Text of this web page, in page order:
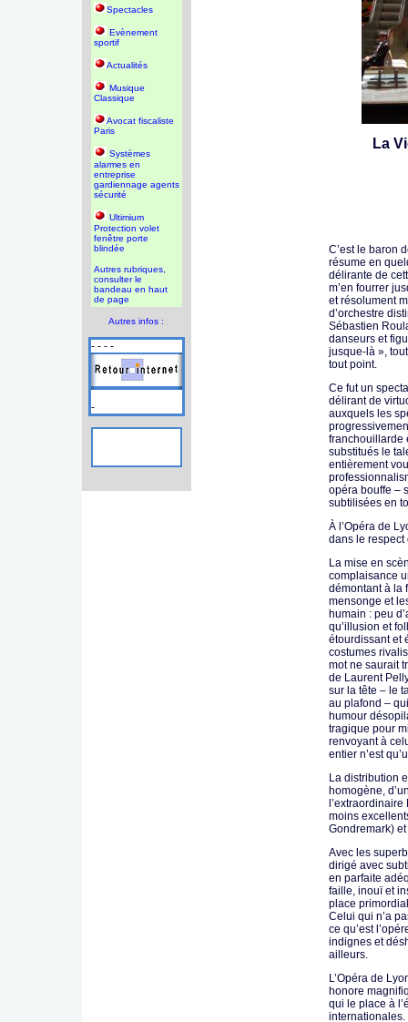
Spectacles
Evènement
sportif
Actualités
Musique
Classique
Avocat fiscaliste
Paris
Systèmes
alarmes en
entreprise
gardiennage agents
sécurité
Ultimium
Protection volet
fenêtre porte
blindée
Autres rubriques,
consulter le
bandeau en haut
de page
Autres infos :
- - - -
-
La
C’est le baron
résume en
délirante de
m’en fourrer
et résolument
d’orchestre
Sébastien
danseurs et
jusque-là »,
tout point.
Ce fut un
délirant de
auxquels les
franchouillarde
substitués le
entièrement
opéra bouffe –
subtilisées en
À l’Opéra de
dans le
La mise en
complaisance
démontant à la
mensonge et
humain : peu
qu’illusion et
étourdissant et
costumes
mot ne saurait
de Laurent
sur la tête – le
au plafond –
humour
tragique pour
renvoyant à
entier n’est
La distribution
homogène,
moins
Gondremark)
Avec les
dirigé avec
en parfaite
faille, inouï et
place
Celui qui n’a
ce qu’est
indignes et
ailleurs.
L’Opéra de
honore
qui le place à
internationales.